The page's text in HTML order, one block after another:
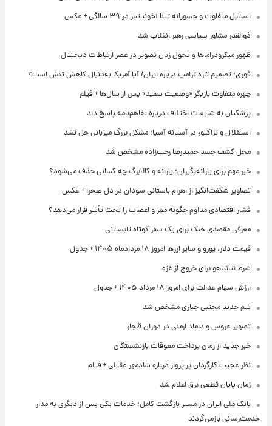
استایل متفاوت و جسورانه تینا آخوندتبار در ۳۹ سالگی + عکس
ذوالقدر مشاور سیاسی رهبر انقلاب شد
ظهور میکرودراماها و تحول زبان تصویر در عصر ارتباطات دیجیتال
فوری؛ تصمیم تازه ترامپ درباره ایران/ آیا آمریکا به‌دنبال کاهش تنش است؟
چهره متفاوت بازیگر «وضعیت سفید» پس از سال‌ها + فیلم
پزشکیان به شایعات اختلاف درباره تفاهم‌نامه پاسخ داد
استقلال و تراکتور در آستانه آسیا؛ مشکل بزرگ میزبانی حل نشد
محل کشف جسد حمیدرضا رجب‌زاده مشخص شد
خبر مهم برای یارانه‌بگیران؛ یارانه و کالابرگ چه کسانی حذف می‌شود؟
تصاویر شگفت‌انگیز از اهرام باستانی سودان در دل صحرا + عکس
فشار اقتصادی مداوم چگونه مغز و اعصاب را تحت تأثیر قرار می‌دهد؟
معرفی مقصدی خنک برای یک سفر کوتاه تابستانی
قیمت دلار، یورو و سایر ارزها امروز ۱۸ مردادماه ۱۴۰۵ + جدول
شرط نتانیاهو برای خروج از غزه
ارزش سهام عدالت برای امروز ۱۸ مرداد ۱۴۰۵ + جدول
تیم جدید مجتبی جباری مشخص شد
تصویر عروس و داماد ارمنی در دوران قاجار
خبر جدید از زمان پرداخت معوقات بازنشستگان
نظر عجیب کارگردان پر پرواز درباره شادمهر عقیلی + فیلم
زمان پایان قطعی برق اعلام شد
بانک ملی ایران در مسیر بازگشت کامل؛ خدمات یکی پس از دیگری به مدار
خدمت‌رسانی بازمی‌گردند